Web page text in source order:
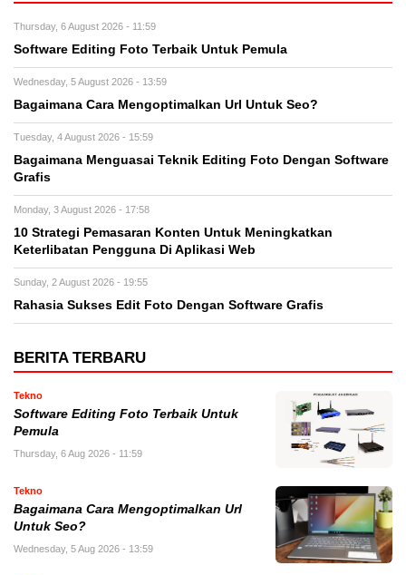
Thursday, 6 August 2026 - 11:59
Software Editing Foto Terbaik Untuk Pemula
Wednesday, 5 August 2026 - 13:59
Bagaimana Cara Mengoptimalkan Url Untuk Seo?
Tuesday, 4 August 2026 - 15:59
Bagaimana Menguasai Teknik Editing Foto Dengan Software
Grafis
Monday, 3 August 2026 - 17:58
10 Strategi Pemasaran Konten Untuk Meningkatkan
Keterlibatan Pengguna Di Aplikasi Web
Sunday, 2 August 2026 - 19:55
Rahasia Sukses Edit Foto Dengan Software Grafis
BERITA TERBARU
Tekno
Software Editing Foto Terbaik Untuk
Pemula
Thursday, 6 Aug 2026 - 11:59
Tekno
Bagaimana Cara Mengoptimalkan Url
Untuk Seo?
Wednesday, 5 Aug 2026 - 13:59